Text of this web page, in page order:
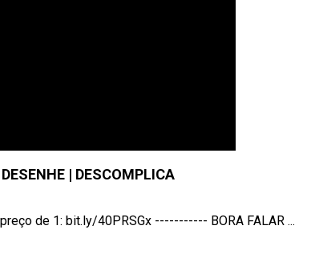
| DESCOMPLICA
de 1: bit.ly/40PRSGx ----------- BORA FALAR ...